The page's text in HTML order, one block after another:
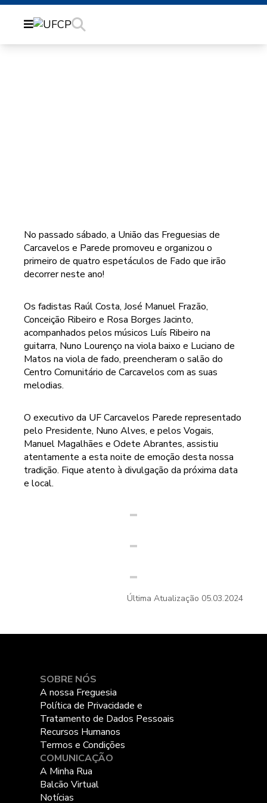
No passado sábado, a União das Freguesias de
Carcavelos e Parede promoveu e organizou o
primeiro de quatro espetáculos de Fado que irão
decorrer neste ano!
Os fadistas Raúl Costa, José Manuel Frazão,
Conceição Ribeiro e Rosa Borges Jacinto,
acompanhados pelos músicos Luís Ribeiro na
guitarra, Nuno Lourenço na viola baixo e Luciano de
Matos na viola de fado, preencheram o salão do
Centro Comunitário de Carcavelos com as suas
melodias.
O executivo da UF Carcavelos Parede representado
pelo Presidente, Nuno Alves, e pelos Vogais,
Manuel Magalhães e Odete Abrantes, assistiu
atentamente a esta noite de emoção desta nossa
tradição. Fique atento à divulgação da próxima data
e local.
Última Atualização 05.03.2024
SOBRE NÓS
A nossa Freguesia
Política de Privacidade e
Tratamento de Dados Pessoais
Recursos Humanos
Termos e Condições
COMUNICAÇÃO
A Minha Rua
Balcão Virtual
Notícias